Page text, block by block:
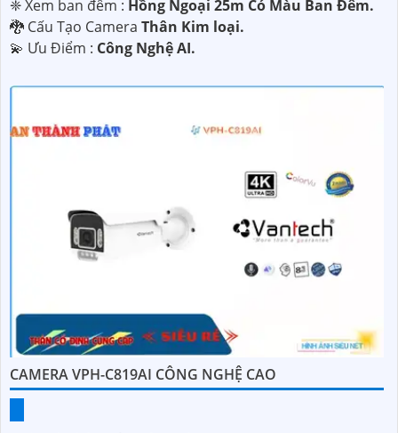
❈ Xem ban đêm : Hồng Ngoại 25m Có Màu Ban Ðêm.
🐉️ Cấu Tạo Camera Thân Kim loại.
️💫 Ưu Điểm : Công Nghệ AI.
CAMERA VPH-C819AI CÔNG NGHỆ CAO